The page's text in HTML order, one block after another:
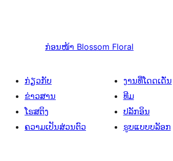
ກ່ອນໜ້າ Blossom Floral
ກ່ຽວກັບ
ຂ່າວສານ
ໂຮສຕິງ
ຄວາມເປັນສ່ວນຕົວ
ງານທີ່ໂດດເດັ່ນ
ທີມ
ປລັກອິນ
ຮູບແບບບລັອກ